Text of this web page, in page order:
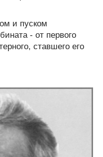
и пуском
- от первого
ставшего его